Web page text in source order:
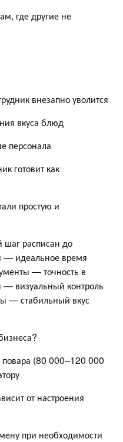
где другие не
внезапно уволится
вкуса блюд
персонала
готовит как
простую и
расписан до
— идеальное время
— точность в
визуальный контроль
— стабильный вкус
(80 000–120 000
от настроения
при необходимости